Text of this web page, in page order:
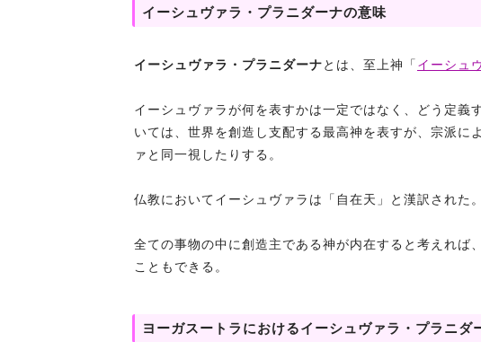
イーシュヴァラ・プラニダーナの意味
イーシュヴァラ・プラニダーナとは、至上神「 イーシュ
イーシュヴァラが何を表すかは一定ではなく、どう定義
いては、世界を創造し支配する最高神を表すが、宗派に
ァと同一視したりする。
仏教においてイーシュヴァラは「自在天」と漢訳された。
全ての事物の中に創造主である神が内在すると考えれば
こともできる。
ヨーガスートラにおけるイーシュヴァラ・プラニダ